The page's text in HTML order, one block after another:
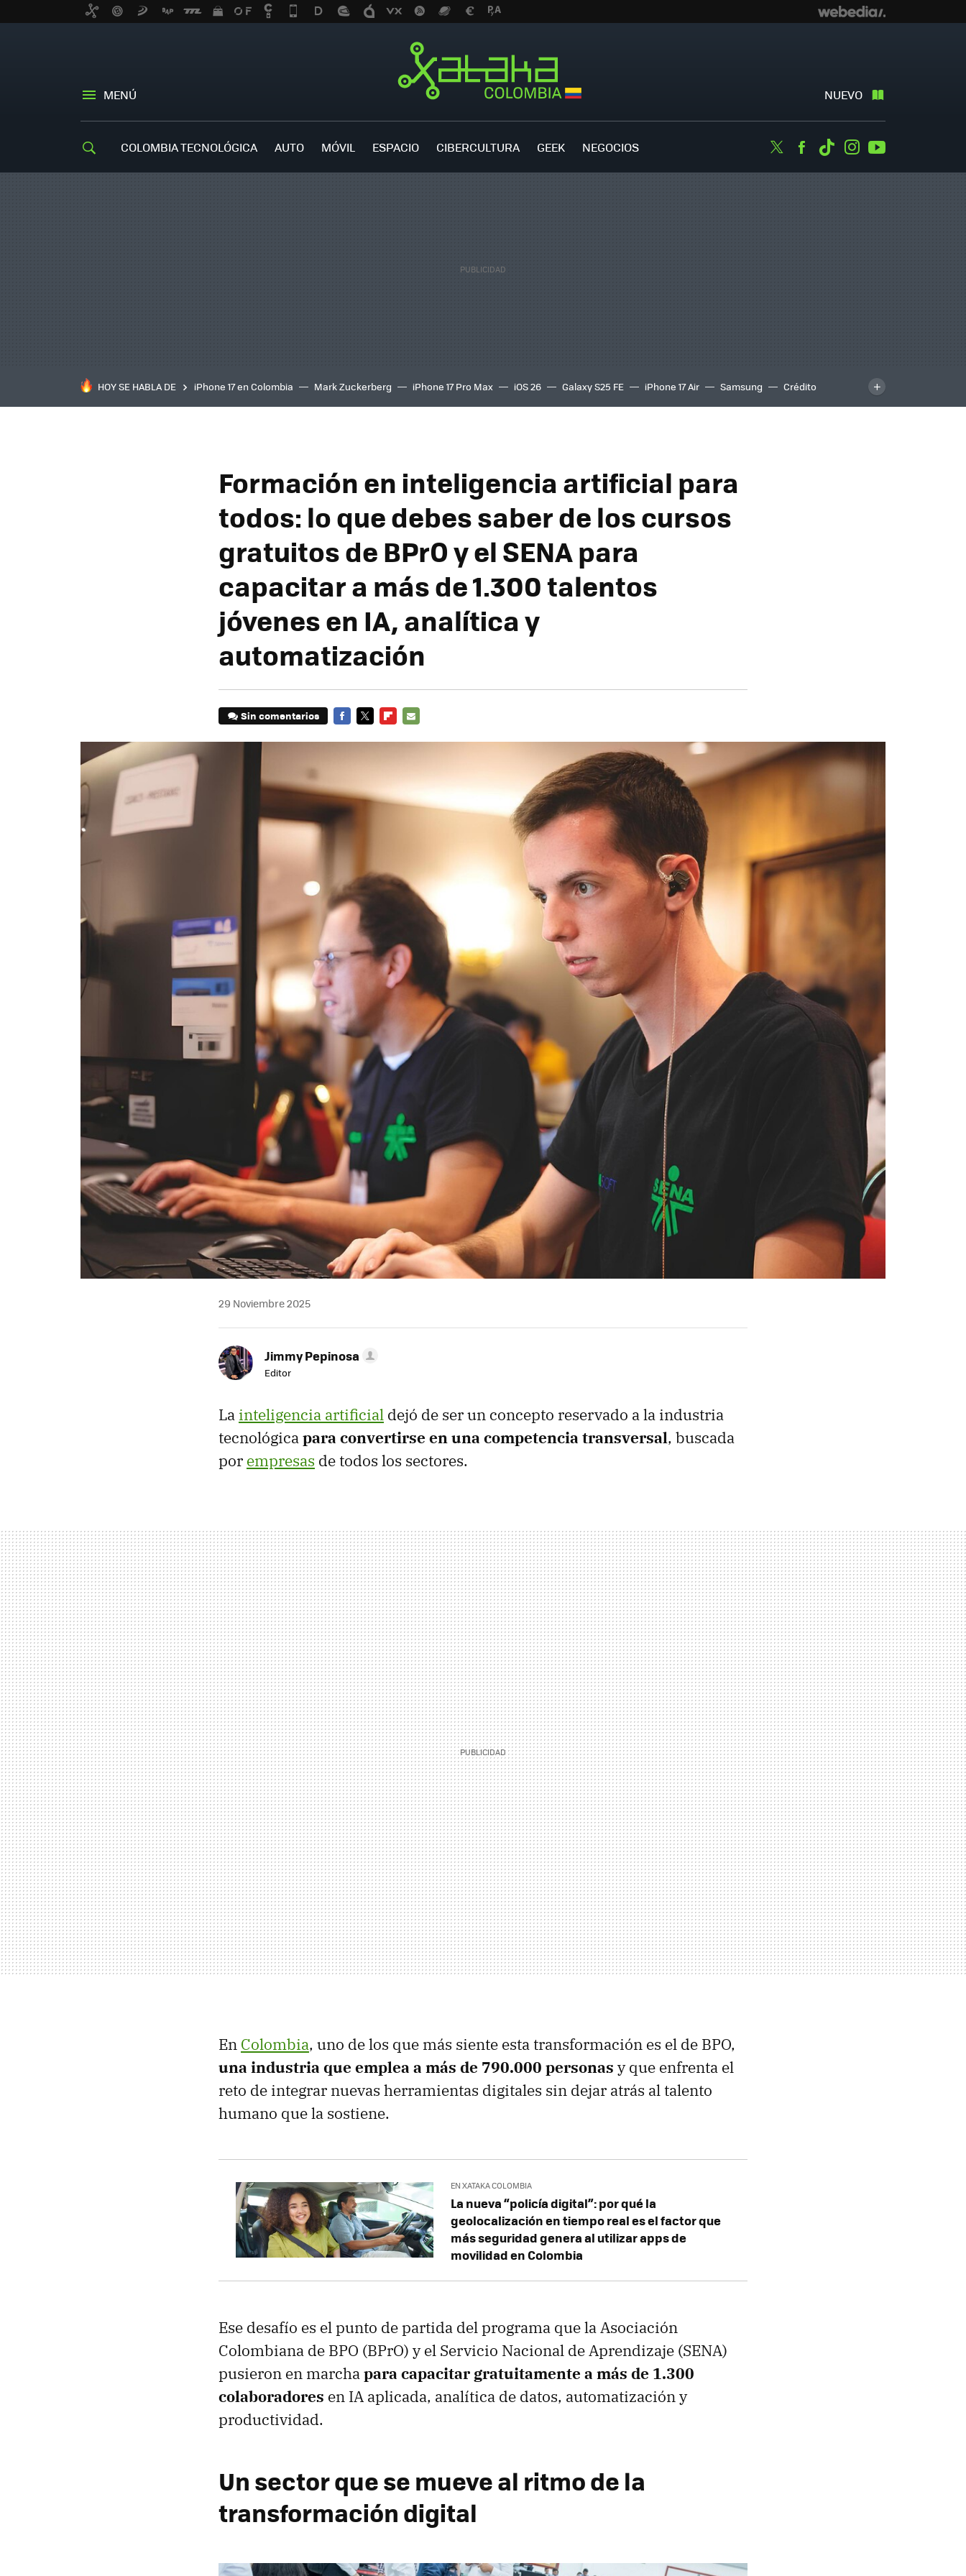
MENÚ NUEVO
COLOMBIA TECNOLÓGICA AUTO MÓVIL ESPACIO CIBERCULTURA GEEK NEGOCIOS TwitterFacebook
TiktokInstagram
HOY SE HABLA DE iPhone 17 en Colombia Mark Zuckerberg iPhone 17 Pro Max iOS 26 Galaxy S25 FE iPhone 17 Air Samsung
Crédito
inteligente
IA TCL C8K
Formación en inteligencia artificial para
todos: lo que debes saber de los cursos
gratuitos de BPrO y el SENA para
capacitar a más de 1.300 talentos
jóvenes en IA, analítica y
automatización
Sin comentarios
29 Noviembre 2025
Jimmy Pepinosa
Editor
La inteligencia artificial dejó de ser un concepto reservado a la industria
tecnológicapara convertirse en una competencia transversal, buscada
por empresas de todos los sectores.
En Colombia, uno de los que más siente esta transformación es el de BPO,
una industria que emplea a más de 790.000 personas y que enfrenta el
reto de integrar nuevas herramientas digitales sin dejar atrás al talento
humano que la sostiene.
EN XATAKA COLOMBIA
La nueva “policía digital”: por qué la
geolocalización en tiempo real es el factor que
más seguridad genera al utilizar apps de
movilidad en Colombia
Ese desafío es el punto de partida del programa que la Asociación
Colombiana de BPO (BPrO) y el Servicio Nacional de Aprendizaje (SENA)
pusieron en marchapara capacitar gratuitamente a más de 1.300
colaboradores en IA aplicada, analítica de datos, automatización y
productividad.
Un sector que se mueve al ritmo de la
transformación digital